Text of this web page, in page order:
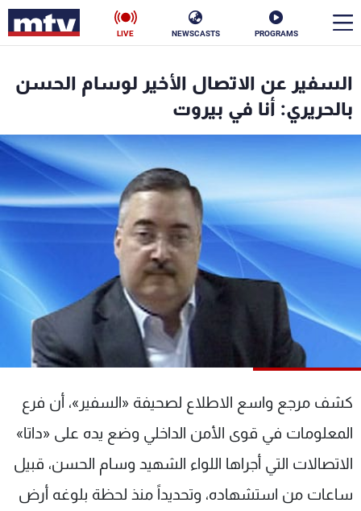
PROGRAMS
NEWSCASTS
LIVE
السفير عن الاتصال الأخير لوسام الحسن
بالحريري: أنا في بيروت
كشف مرجع واسع الاطلاع لصحيفة «السفير»، أن فرع
المعلومات في قوى الأمن الداخلي وضع يده على «داتا»
الاتصالات التي أجراها اللواء الشهيد وسام الحسن، قبيل
ساعات من استشهاده، وتحديداً منذ لحظة بلوغه أرض
الأخبار
ناس
إقتصاد فن
منوعات رياضة
كأس العالم
البرامج
جدول البرامج
الترددات
الإنـتـاج
لاعلاناتكم
تواصل معنا
شروط الإسـتخدام
سياسة الخصوصية